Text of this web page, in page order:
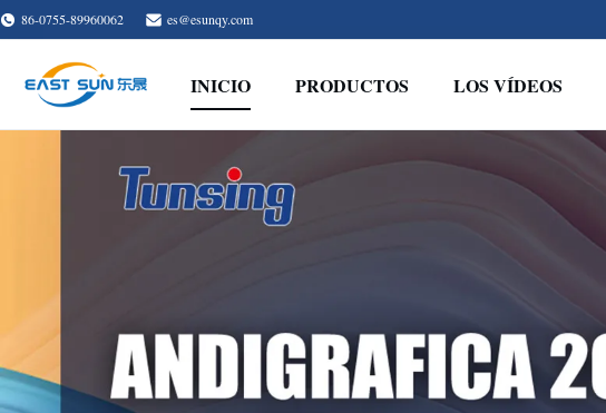
86-0755-89960062 es@esunqy.com
INICIO PRODUCTOS LOS VÍDEOS